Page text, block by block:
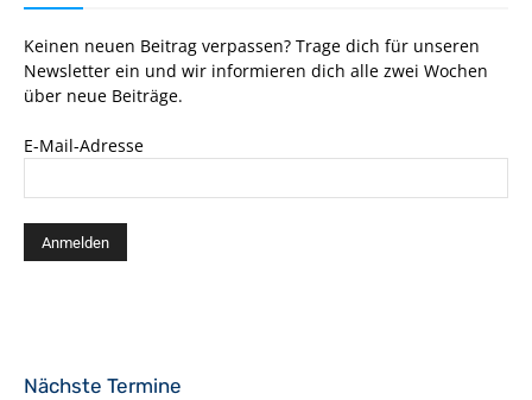
Keinen neuen Beitrag verpassen? Trage dich für unseren
Newsletter ein und wir informieren dich alle zwei Wochen
über neue Beiträge.
E-Mail-Adresse
Nächste Termine